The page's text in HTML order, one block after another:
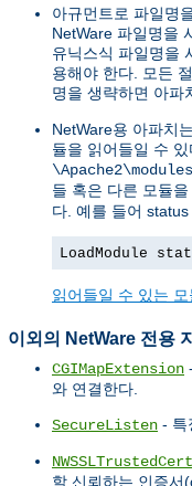
아규먼트로 파일명
NetWare 파일명을
유닉스식 파일명을
용해야 한다. 모든
명을 생략하면 아파
NetWare용 아파치
듈을 읽어들일 수
\Apache2\modules
들 혹은 다른 모듈
다. 예를 들어
LoadModule
읽어들일 수 있는 모
이외의 NetWare 전용
CGIMapExtension
와 연결한다.
SecureListen - 특
할 신뢰하는 인증서